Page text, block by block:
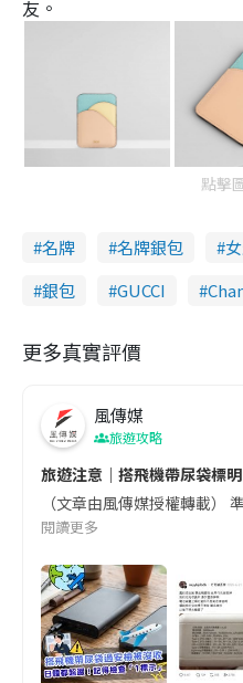
友。
點擊
名牌 名牌銀包
銀包
GUCCI
更多真實評價
風傳媒
旅遊攻略
旅遊注意｜搭飛機帶尿袋標
（文章由風傳媒授權轉載
閱讀更多